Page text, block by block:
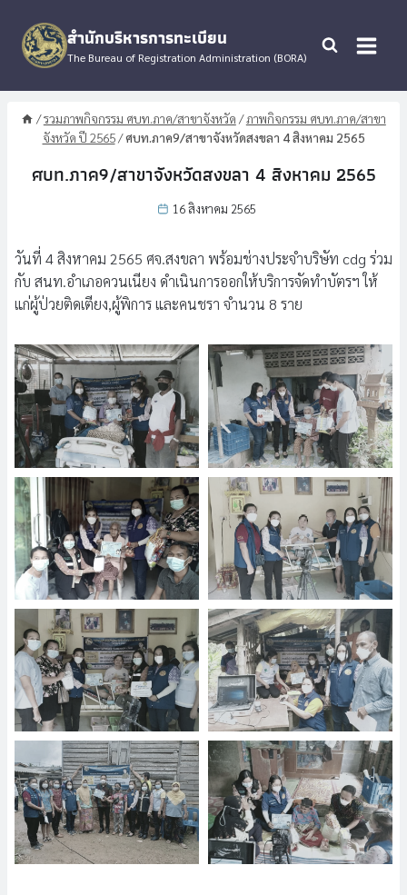
content
สำนักบริหารการทะเบียน
The Bureau of Registration Administration (BORA)
/รวมภาพกิจกรรม ศบท.ภาค/สาขาจังหวัด /ภาพกิจกรรม ศบท.ภาค/สาขา
จังหวัด ปี 2565/ศบท.ภาค9/สาขาจังหวัดสงขลา​ 4 สิงหาคม 2565
ศบท.ภาค9/สาขาจังหวัดสงขลา​ 4 สิงหาคม 2565
16 สิงหาคม 2565
วันที่ 4 สิงหาคม 2565 ศจ.สงขลา พร้อมช่างประจำบริษัท​ cdg ร่วม
กับ สนท.อำเภอควนเนียง ดำเนินการออกให้บริการจัดทำบัตรฯ ให้
แก่ผู้ป่วยติดเตียง,ผู้พิการ และคนชรา จำนวน 8 ราย